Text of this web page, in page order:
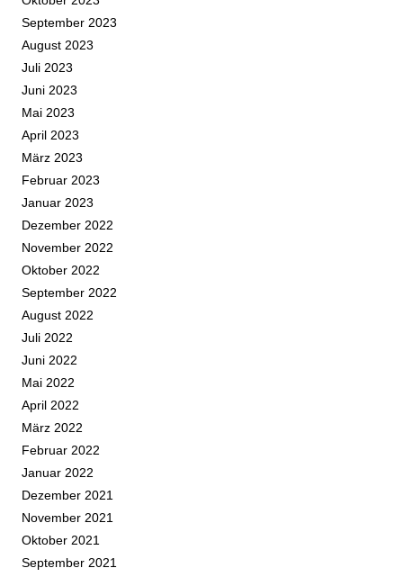
September 2023
August 2023
Juli 2023
Juni 2023
Mai 2023
April 2023
März 2023
Februar 2023
Januar 2023
Dezember 2022
November 2022
Oktober 2022
September 2022
August 2022
Juli 2022
Juni 2022
Mai 2022
April 2022
März 2022
Februar 2022
Januar 2022
Dezember 2021
November 2021
Oktober 2021
September 2021